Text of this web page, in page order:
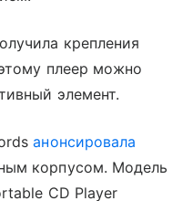
крепления
плеер можно
элемент.
анонсировала
корпусом. Модель
CD Player